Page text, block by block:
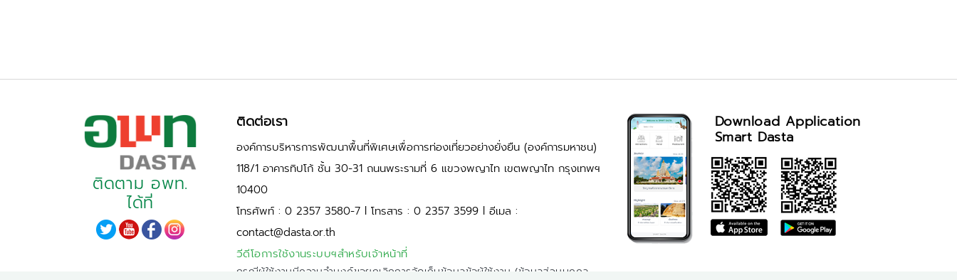
ติดตาม อพท.
ได้ที่
ติดต่อเรา
องค์การบริหารการพัฒนาพื้นที่พิเศษเพื่อการท่องเที่ยวอย่างยั่งยืน (องค์การมหาชน)
118/1 อาคารทิปโก้ ชั้น 30-31 ถนนพระรามที่ 6 แขวงพญาไท เขตพญาไท กรุงเทพฯ
10400
โทรศัพท์ : 0 2357 3580-7 l โทรสาร : 0 2357 3599 l อีเมล :
contact@dasta.or.th
วีดีโอการใช้งานระบบฯสำหรับเจ้าหน้าที่
กรณีผู้ใช้งานมีความจำนงค์ขอยกเลิกการจัดเก็บข้อมูลข้อผู้ใช้งาน (ข้อมูลส่วนบุคคล
Download Application
Smart Dasta